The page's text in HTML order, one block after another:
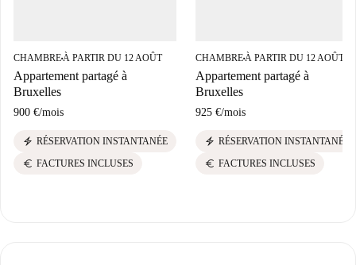
CHAMBRE■À PARTIR DU 12 AOÛT
Appartement partagé à
Bruxelles
900 €/mois
electric_bolt RÉSERVATION INSTANTANÉE
euro FACTURES INCLUSES
CHAMBRE■À PARTIR DU 12 AOÛT
Appartement partagé à
Bruxelles
925 €/mois
electric_bolt RÉSERVATION INSTANTANÉE
euro FACTURES INCLUSES